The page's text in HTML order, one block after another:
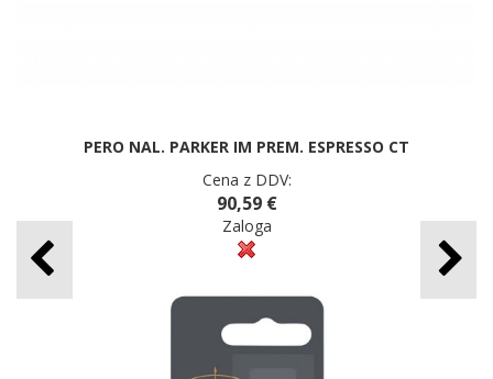
PERO NAL. PARKER IM PREM. ESPRESSO CT
Cena z DDV:
90,59 €
Zaloga